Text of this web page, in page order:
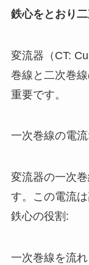
鉄心をとおり
変流器（CT:
巻線と二次巻
重要です。
一次巻線の電
変流器の一次
す。この電流
鉄心の役割:
一次巻線を流